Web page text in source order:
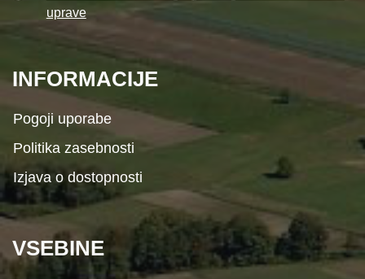
uprave
INFORMACIJE
Pogoji uporabe
Politika zasebnosti
Izjava o dostopnosti
VSEBINE